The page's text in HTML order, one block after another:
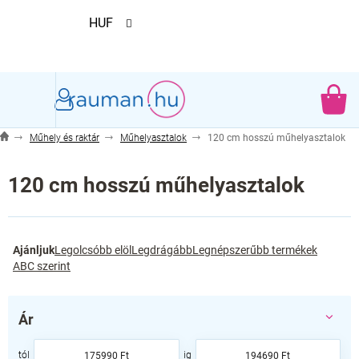
HUF
Műhely és raktár Műhelyasztalok 120 cm hosszú műhelyasztalok
120 cm hosszú műhelyasztalok
e
r
k
AjánljukLegolcsóbb elöl LegdrágábbLegnépszerűbb termékek
ABC szerint
Ár
175990 Ft 194690 Ft